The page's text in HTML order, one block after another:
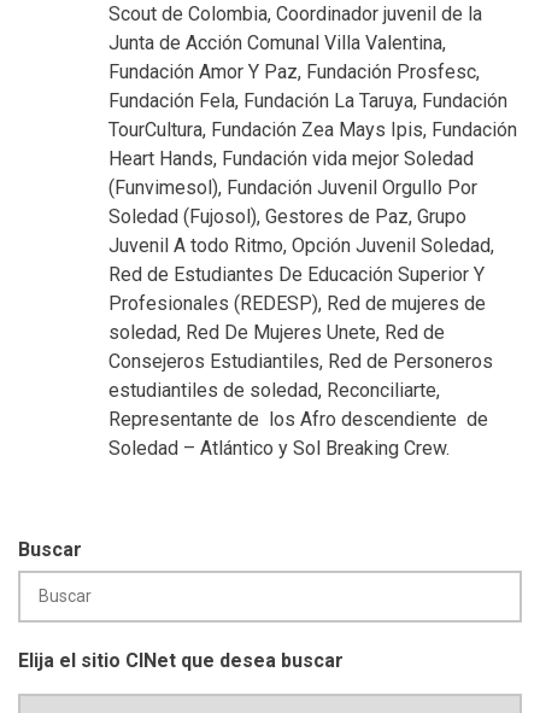
Scout de Colombia, Coordinador juvenil de la
Junta de Acción Comunal Villa Valentina,
Fundación Amor Y Paz, Fundación Prosfesc,
Fundación Fela, Fundación La Taruya, Fundación
TourCultura, Fundación Zea Mays Ipis, Fundación
Heart Hands, Fundación vida mejor Soledad
(Funvimesol), Fundación Juvenil Orgullo Por
Soledad (Fujosol), Gestores de Paz, Grupo
Juvenil A todo Ritmo, Opción Juvenil Soledad,
Red de Estudiantes De Educación Superior Y
Profesionales (REDESP), Red de mujeres de
soledad, Red De Mujeres Unete, Red de
Consejeros Estudiantiles, Red de Personeros
estudiantiles de soledad, Reconciliarte,
Representante de los Afro descendiente de
Soledad – Atlántico y Sol Breaking Crew.
Buscar
Elija el sitio CINet que desea buscar